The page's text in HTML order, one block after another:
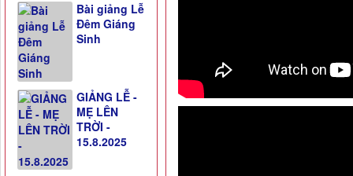
Bài giảng Lễ
Đêm Giáng
Sinh
GIẢNG LỄ -
MẸ LÊN
TRỜI -
15.8.2025